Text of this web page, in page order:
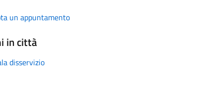
un appuntamento
in città
disservizio